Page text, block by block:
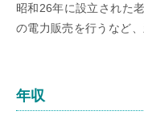
昭和26年に設立された
の電力販売を行うなど
年収